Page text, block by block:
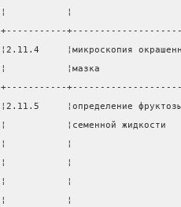
¦           ¦
+-----------
¦2.11.4     ¦микроскопия
¦           ¦мазка
+-----------
¦2.11.5     ¦определение
¦           ¦семенной
¦           ¦
¦           ¦
¦           ¦
¦           ¦